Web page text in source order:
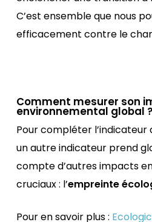
C’est ensemble que nous
efficacement contre le
Comment mesurer son
environnemental global ?
Pour compléter
un autre indicateur prend
compte d’autres impacts
cruciaux : l’empreinte
Pour en savoir plus :